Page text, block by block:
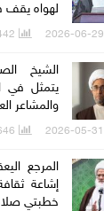
لهواه يقف
2026-06-29
الشيخ
يتمثل في
والمشاعر
2026-05-31
المرجع
إشاعة
خطبتي